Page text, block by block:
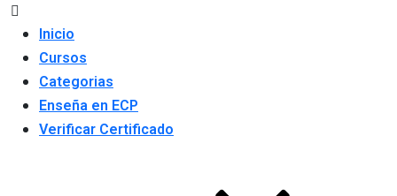
Inicio
Cursos
Categorias
Enseña en ECP
Verificar Certificado